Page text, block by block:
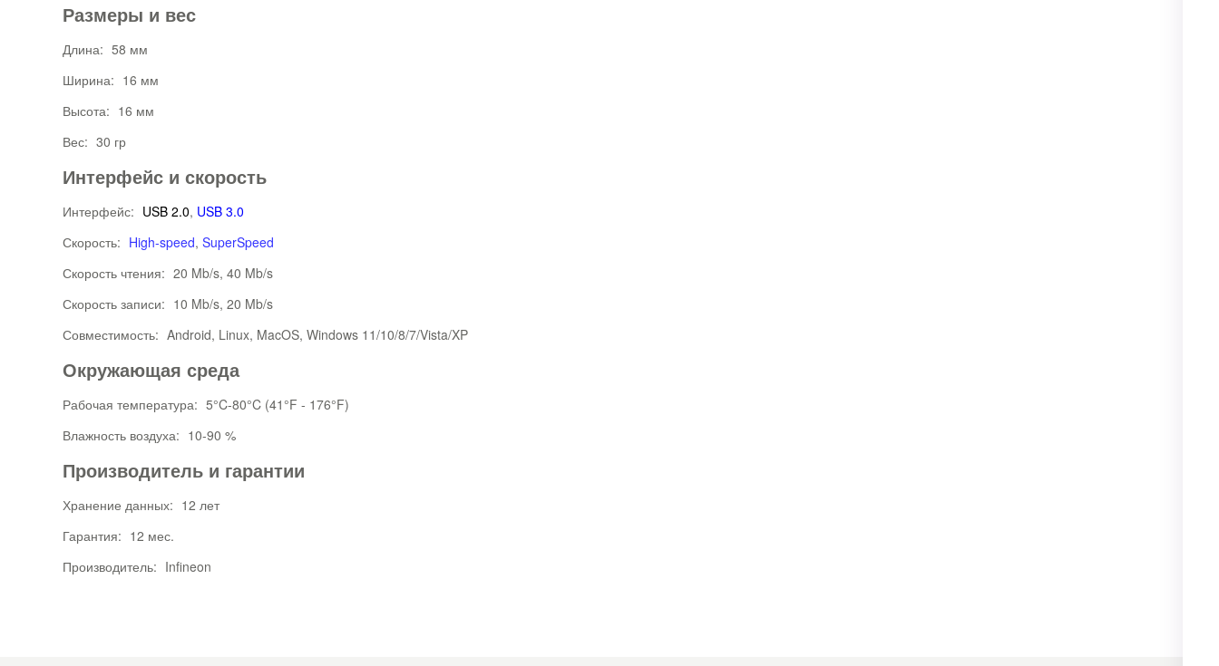
Размеры и вес
Длина: 58 мм
Ширина: 16 мм
Высота: 16 мм
Вес: 30 гр
Интерфейс и скорость
Интерфейс: USB 2.0, USB 3.0
Скорость: High-speed,SuperSpeed
Скорость чтения: 20 Mb/s, 40 Mb/s
Скорость записи: 10 Mb/s, 20 Mb/s
Совместимость: Android, Linux, MacOS, Windows 11/10/8/7/Vista/XP
Окружающая среда
Рабочая температура: 5°C-80°C (41°F - 176°F)
Влажность воздуха: 10-90 %
Производитель и гарантии
Хранение данных: 12 лет
Гарантия: 12 мес.
Производитель: Infineon